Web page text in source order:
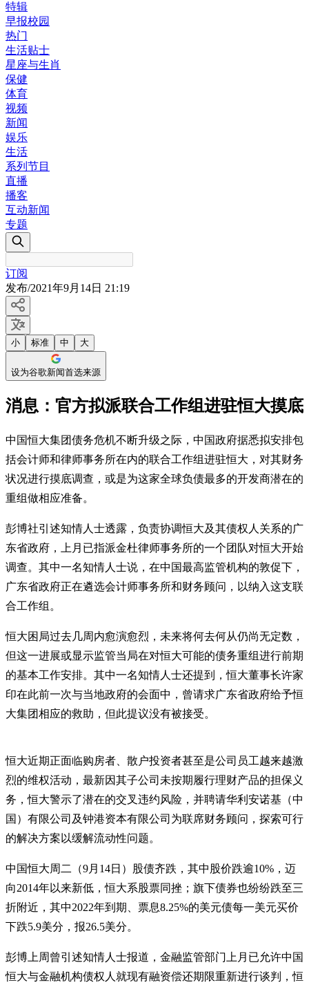
特辑
早报校园
热门
生活贴士
星座与生肖
保健
体育
视频
新闻
娱乐
生活
系列节目
直播
播客
互动新闻
专题
订阅
发布/2021年9月14日 21:19
小 标准 中 大
设为谷歌新闻首选来源
消息：官方拟派联合工作组进驻恒大摸底
中国恒大集团债务危机不断升级之际，中国政府据悉拟安排包
括会计师和律师事务所在内的联合工作组进驻恒大，对其财务
状况进行摸底调查，或是为这家全球负债最多的开发商潜在的
重组做相应准备。
彭博社引述知情人士透露，负责协调恒大及其债权人关系的广
东省政府，上月已指派金杜律师事务所的一个团队对恒大开始
调查。其中一名知情人士说，在中国最高监管机构的敦促下，
广东省政府正在遴选会计师事务所和财务顾问，以纳入这支联
合工作组。
恒大困局过去几周内愈演愈烈，未来将何去何从仍尚无定数，
但这一进展或显示监管当局在对恒大可能的债务重组进行前期
的基本工作安排。其中一名知情人士还提到，恒大董事长许家
印在此前一次与当地政府的会面中，曾请求广东省政府给予恒
大集团相应的救助，但此提议没有被接受。
恒大近期正面临购房者、散户投资者甚至是公司员工越来越激
烈的维权活动，最新因其子公司未按期履行理财产品的担保义
务，恒大警示了潜在的交叉违约风险，并聘请华利安诺基（中
国）有限公司及钟港资本有限公司为联席财务顾问，探索可行
的解决方案以缓解流动性问题。
中国恒大周二（9月14日）股债齐跌，其中股价跌逾10%，迈
向2014年以来新低，恒大系股票同挫；旗下债券也纷纷跌至三
折附近，其中2022年到期、票息8.25%的美元债每一美元买价
下跌5.9美分，报26.5美分。
彭博上周曾引述知情人士报道，金融监管部门上月已允许中国
恒大与金融机构债权人就现有融资偿还期限重新进行谈判，恒